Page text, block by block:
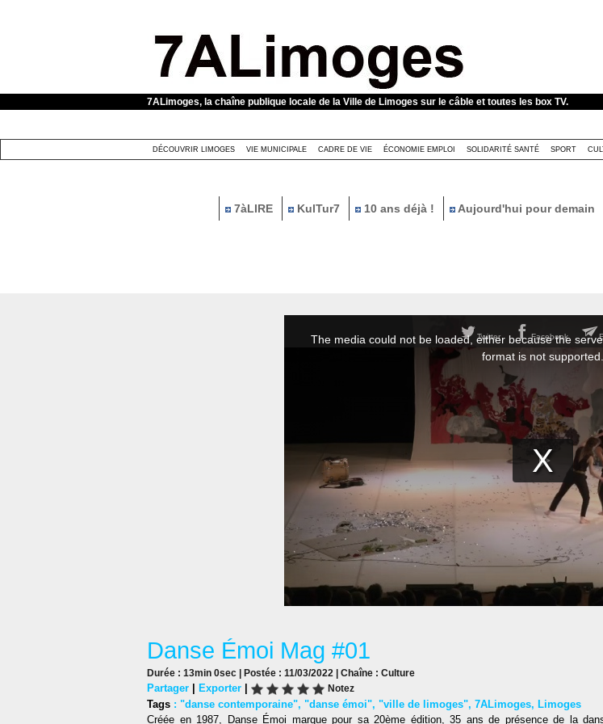
7ALimoges, la chaîne publique locale de la Ville de Limoges sur le câble et toutes les box TV.
DÉCOUVRIR LIMOGES VIE MUNICIPALE CADRE DE VIE ÉCONOMIE EMPLOI SOLIDARITÉ SANTÉ SPORT
7àLIRE KulTur7 10 ans déjà ! Aujourd'hui pour demain
Danse Émoi Mag #01
Durée : 13min 0sec | Postée : 11/03/2022 | Chaîne : Culture
Partager | Exporter | Notez
Tags : "danse contemporaine", "danse émoi", "ville de limoges", 7ALimoges, Limoges
Créée en 1987, Danse Émoi marque pour sa 20ème édition, 35 ans de présence de la